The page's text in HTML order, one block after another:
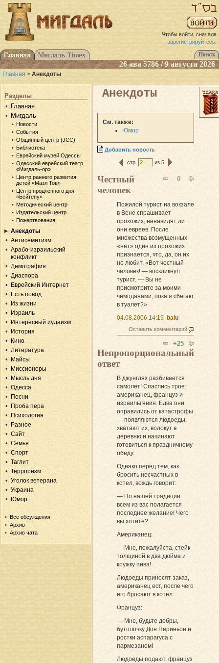
Чтобы войти, сначала
зарегистрируйтесь.
26 ава 5786 / 9 августа 2026
Главная > Анекдоты
Разделы
Главная
Мигдаль
Новости
События
Общинный центр (JCC)
Библиотека
Еврейский музей Одессы
Одесский еврейский театр
«Мигдаль-ор»
Центр раннего развития
детей «Мазл Тов»
Центр продленного дня
«Бейтену»
Методический центр
Издательский центр
Пожертвования
Анекдоты
Антисемитизм
Арабо-израильский
конфликт
Демография
Диаспора
Еврейский Интернет
Есть повод
Из жизни
Израиль
Интересный иудаизм
История
Кино
Литература
Майсы
Миссионеры
Мысль дня
Одесса
Песни
Проба пера
Психология
Разное
Сайт
Семья
Спорт
Таглит
Терроризм
Уголок ветерана
Украина
Юмор
Все обсуждения
Архив
Архив чата
Анекдоты
См. также:
Юмор
Добавить новость
стр. из 5
0
Честный
человек
Пожилой турист на вокзале
в Вене спрашивает
прохожих, ненавидят ли
они евреев. После
множества возмущенных
«нет» один из прохожих
признается, что, да, он их
не любит. «Вот честный
человек! — воскликнул
турист. — Вы не
присмотрите за моими
чемоданами, пока я сбегаю
в туалет?»
04.08.2006 14:19
balu
Оставить комментарий
+25
Непропорциональный
ответ
В джунглях разбивается
самолет! Спаслись трое:
американец, француз и
израильтянин. Едва они
оправились от катастрофы
— появляются людоеды,
хватают их, волокут в
деревню и начинают
готовиться к праздничному
обеду.
Однако перед тем, как
бросить несчастных в
котел, вождь говорит:
— По нашей традиции
всем из вас полагается
последнее желание! Чего
вы хотите?
Американец:
— Мне, пожалуйста, стейк
толщиной в два дюйма и
кружку пива!
Людоеды приносят заказ,
американец ест, после чего
его бросают в котел.
Француз:
— Мне, будьте добры,
бутолочку Дон Периньон и
ростки аспарагуса с
пармезаном!
Людоеды подают, француз